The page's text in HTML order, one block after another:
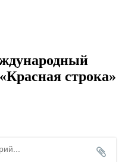
строка»